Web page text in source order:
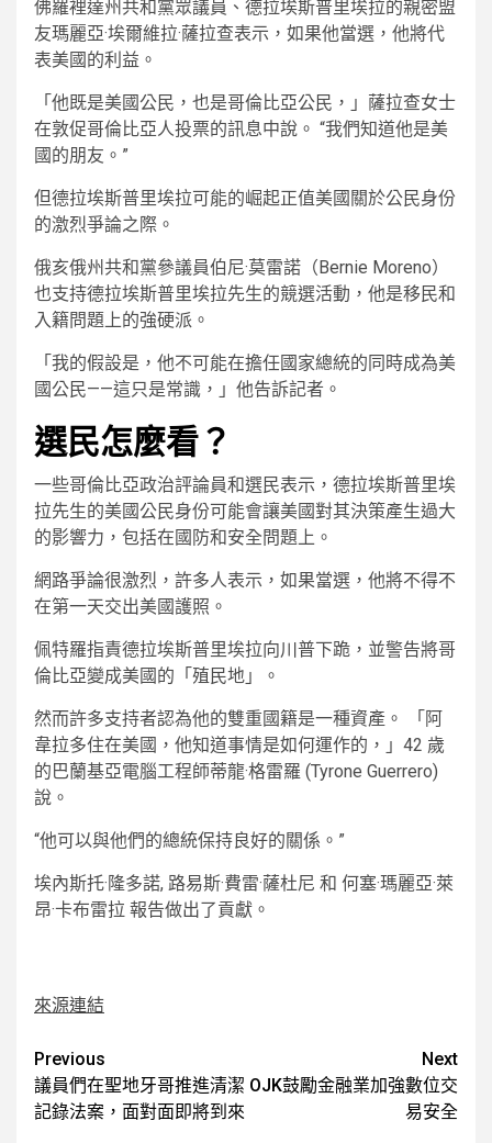
佛羅裡達州共和黨眾議員、德拉埃斯普里埃拉的親密盟
友瑪麗亞·埃爾維拉·薩拉查表示，如果他當選，他將代
表美國的利益。
「他既是美國公民，也是哥倫比亞公民，」薩拉查女士
在敦促哥倫比亞人投票的訊息中說。 “我們知道他是美
國的朋友。”
但德拉埃斯普里埃拉可能的崛起正值美國關於公民身份
的激烈爭論之際。
俄亥俄州共和黨參議員伯尼·莫雷諾（Bernie Moreno）
也支持德拉埃斯普里埃拉先生的競選活動，他是移民和
入籍問題上的強硬派。
「我的假設是，他不可能在擔任國家總統的同時成為美
國公民——這只是常識，」他告訴記者。
選民怎麼看？
一些哥倫比亞政治評論員和選民表示，德拉埃斯普里埃
拉先生的美國公民身份可能會讓美國對其決策產生過大
的影響力，包括在國防和安全問題上。
網路爭論很激烈，許多人表示，如果當選，他將不得不
在第一天交出美國護照。
佩特羅指責德拉埃斯普里埃拉向川普下跪，並警告將哥
倫比亞變成美國的「殖民地」。
然而許多支持者認為他的雙重國籍是一種資產。 「阿
韋拉多住在美國，他知道事情是如何運作的，」42 歲
的巴蘭基亞電腦工程師蒂龍·格雷羅 (Tyrone Guerrero)
說。
“他可以與他們的總統保持良好的關係。”
埃內斯托·隆多諾, 路易斯·費雷·薩杜尼 和 何塞·瑪麗亞·萊
昂·卡布雷拉 報告做出了貢獻。
來源連結
Post
navigation
Previous
議員們在聖地牙哥推進清潔
記錄法案，面對面即將到來
Next
OJK鼓勵金融業加強數位交
易安全